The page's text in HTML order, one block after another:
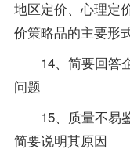
地区定价、心理定
价策略品的主要形
14、简要回答企
问题
15、质量不易鉴
简要说明其原因